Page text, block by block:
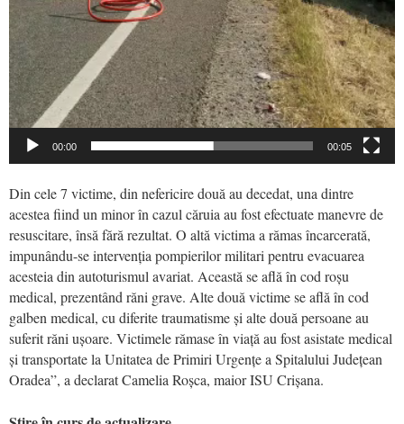
00:00 00:05
Din cele 7 victime, din nefericire două au decedat, una dintre
acestea fiind un minor în cazul căruia au fost efectuate manevre de
resuscitare, însă fără rezultat. O altă victima a rămas încarcerată,
impunându-se intervenția pompierilor militari pentru evacuarea
acesteia din autoturismul avariat. Această se află în cod roșu
medical, prezentând răni grave. Alte două victime se află în cod
galben medical, cu diferite traumatisme și alte două persoane au
suferit răni ușoare. Victimele rămase în viață au fost asistate medical
și transportate la Unitatea de Primiri Urgențe a Spitalului Județean
Oradea”, a declarat Camelia Roșca, maior ISU Crișana.